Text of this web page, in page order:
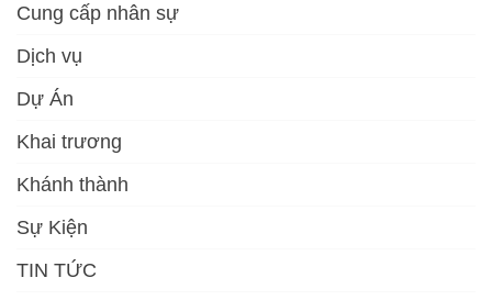
Cung cấp nhân sự
Dịch vụ
Dự Án
Khai trương
Khánh thành
Sự Kiện
TIN TỨC